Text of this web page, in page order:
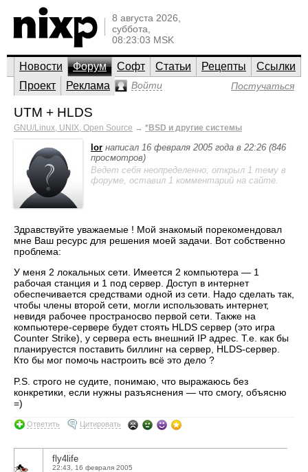
8 августа 2026,
суббота,
08:23:03 MSK
Новости Форум Софт Статьи Рецепты
Ссылки
Проект
Реклама Войти Постучаться
UTM + HLDS
GNU/Linux, UNIX, Open Source → *BSD и другие системы
lor написал 16 февраля 2005 года в 22:26 (846
просмотров)
Ведет себя неопределенно; открыл 1 тему в
форуме, оставил 1 комментарий на сайте.
Здравствуйте уважаемые ! Мой знакомый порекомендовал
мне Ваш ресурс для решения моей задачи. Вот собственно
проблема:
У меня 2 локальных сети. Имеется 2 компьютера — 1
рабочая станция и 1 под сервер. Доступ в интернет
обеспечивается средствами одной из сети. Надо сделать так,
чтобы члены второй сети, могли использовать интернет,
невидя рабочее пространосво первой сети. Также на
компьютере-сервере будет стоять HLDS сервер (это игра
Counter Strike), у сервера есть внешний IP адрес. Т.е. как бы
планируестся поставить биллинг на сервер, HLDS-сервер.
Кто бы мог помочь настроить всё это дело ?
P.S. строго не судите, понимаю, что выражаюсь без
конкретики, если нужны разъяснения — что смогу, объясню
=)
Ответить Цитировать
fly4life
22:43, 16 февраля 2005